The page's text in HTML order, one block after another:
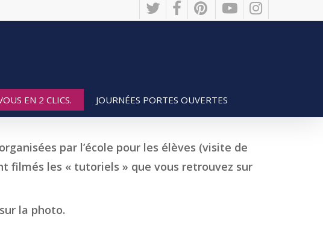
twitter facebookpinterestyoutubeinstagram
EN 2 CLICS. JOURNÉES PORTES OUVERTES
par l’école pour les élèves (visite de
filmés les « tutoriels » que vous retrouvez sur
la photo.